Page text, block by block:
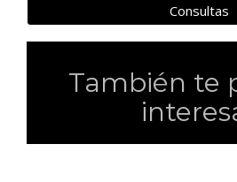
Consultas
También te